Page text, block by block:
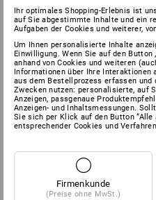
Ihr optimales Shopping-Erlebnis ist
auf Sie abgestimmte Inhalte und ein
Aufgaben der Cookies und weiterer,
Um Ihnen personalisierte Inhalte
Einwilligung. Wenn Sie auf den Button
anhand von Cookies und weiteren
Informationen über Ihre Interaktionen
aus dem Bestellprozess erfassen und
Zwecken nutzen: personalisierte, auf
Anzeigen, passgenaue
Anzeigen- und Inhaltsmessungen.
Sie sich per Klick auf den Button “Alle
entsprechender Cookies und
Firmenkunde
(Preise ohne MwSt.)